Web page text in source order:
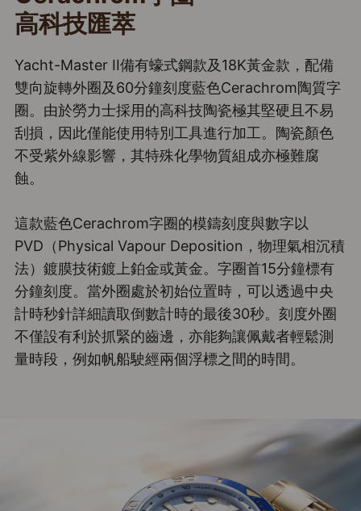
高科技匯萃
Yacht-Master II備有蠔式鋼款及18K黃金款，配備
雙向旋轉外圈及60分鐘刻度藍色Cerachrom陶質字
圈。由於勞力士採用的高科技陶瓷極其堅硬且不易
刮損，因此僅能使用特別工具進行加工。陶瓷顏色
不受紫外線影響，其特殊化學物質組成亦極難腐
蝕。
這款藍色Cerachrom字圈的模鑄刻度與數字以
PVD（Physical Vapour Deposition，物理氣相沉積
法）鍍膜技術鍍上鉑金或黃金。字圈首15分鐘標有
分鐘刻度。當外圈處於初始位置時，可以透過中央
計時秒針詳細讀取倒數計時的最後30秒。刻度外圈
不僅設有利於抓緊的齒邊，亦能夠讓佩戴者輕鬆測
量時段，例如帆船駛經兩個浮標之間的時間。